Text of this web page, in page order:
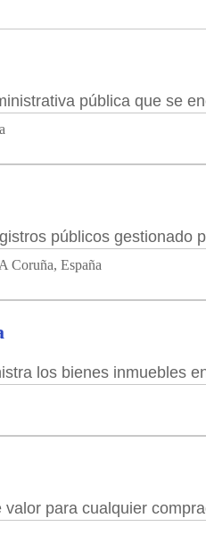
pública que se
públicos
Coruña, España
los bienes inmuebles
para cualquier